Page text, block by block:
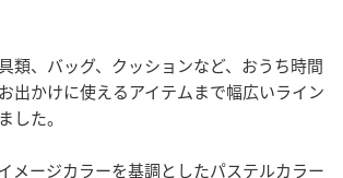
類、バッグ、クッションなど、おうち時間
出かけに使えるアイテムまで幅広いライン
した。
メージカラーを基調としたパステルカラー